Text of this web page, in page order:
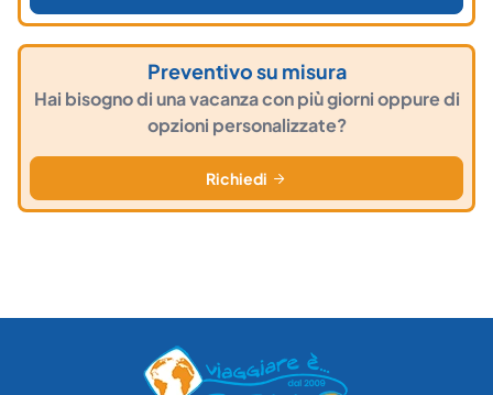
Preventivo su misura
Hai bisogno di una vacanza con più giorni oppure di
opzioni personalizzate?
Richiedi